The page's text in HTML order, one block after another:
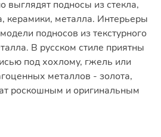
выглядят подносы из стекла,
керамики, металла. Интерьеры
подносов из текстурного
В русском стиле приятны
под хохлому, гжель или
металлов - золота,
роскошным и оригинальным